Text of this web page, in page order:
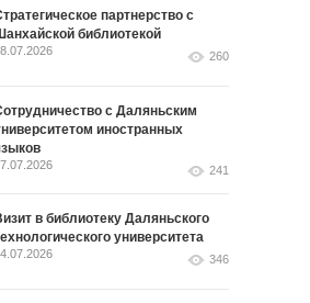
партнерство с
библиотекой
260
с Даляньским
иностранных
241
в библиотеку Даляньского
университета
346